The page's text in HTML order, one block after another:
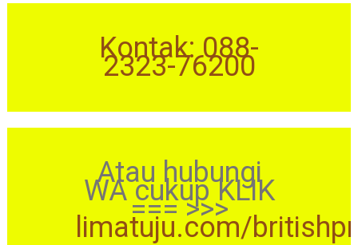
Kontak: 088-
2323-76200
Atau hubungi
WA cukup KLIK
=== >>>
limatuju.com/